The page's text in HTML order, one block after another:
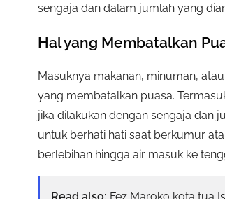
sengaja dan dalam jumlah yang
Hal yang Membatalkan
Masuknya makanan, minuman,
yang membatalkan puasa.
jika dilakukan dengan sengaja dan
untuk berhati hati saat berkumur
berlebihan hingga air masuk ke